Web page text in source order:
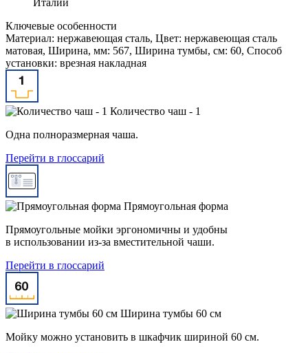
Ключевые особенности
Материал: нержавеющая сталь, Цвет: нержавеющая сталь
матовая, Ширина, мм: 567, Ширина тумбы, см: 60, Способ
установки: врезная накладная
Количество чаш - 1
Одна полноразмерная чаша.
Перейти в глоссарий
Прямоугольная форма
Прямоугольные мойки эргономичны и удобны
в использовании из-за вместительной чаши.
Перейти в глоссарий
Ширина тумбы 60 см
Мойку можно установить в шкафчик шириной 60 см.